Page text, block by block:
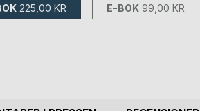
225,00 KR E-BOK 99,00 KR